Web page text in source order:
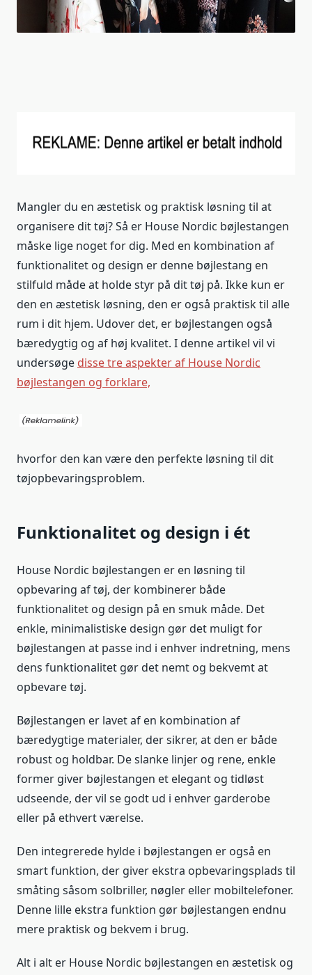
Mangler du en æstetisk og praktisk løsning til at
organisere dit tøj? Så er House Nordic bøjlestangen
måske lige noget for dig. Med en kombination af
funktionalitet og design er denne bøjlestang en
stilfuld måde at holde styr på dit tøj på. Ikke kun er
den en æstetisk løsning, den er også praktisk til alle
rum i dit hjem. Udover det, er bøjlestangen også
bæredygtig og af høj kvalitet. I denne artikel vil vi
undersøge disse tre aspekter af House Nordic
bøjlestangen og forklare,
hvorfor den kan være den perfekte løsning til dit
tøjopbevaringsproblem.
Funktionalitet og design i ét
House Nordic bøjlestangen er en løsning til
opbevaring af tøj, der kombinerer både
funktionalitet og design på en smuk måde. Det
enkle, minimalistiske design gør det muligt for
bøjlestangen at passe ind i enhver indretning, mens
dens funktionalitet gør det nemt og bekvemt at
opbevare tøj.
Bøjlestangen er lavet af en kombination af
bæredygtige materialer, der sikrer, at den er både
robust og holdbar. De slanke linjer og rene, enkle
former giver bøjlestangen et elegant og tidløst
udseende, der vil se godt ud i enhver garderobe
eller på ethvert værelse.
Den integrerede hylde i bøjlestangen er også en
smart funktion, der giver ekstra opbevaringsplads til
småting såsom solbriller, nøgler eller mobiltelefoner.
Denne lille ekstra funktion gør bøjlestangen endnu
mere praktisk og bekvem i brug.
Alt i alt er House Nordic bøjlestangen en æstetisk og